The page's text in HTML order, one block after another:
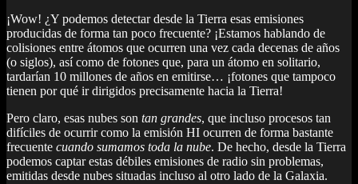
¡Wow! ¿Y podemos detectar desde la Tierra esas emisiones
producidas de forma tan poco frecuente? ¡Estamos hablando de
colisiones entre átomos que ocurren una vez cada decenas de años
(o siglos), así como de fotones que, para un átomo en solitario,
tardarían 10 millones de años en emitirse… ¡fotones que tampoco
tienen por qué ir dirigidos precisamente hacia la Tierra!
Pero claro, esas nubes son tan grandes, que incluso procesos tan
difíciles de ocurrir como la emisión HI ocurren de forma bastante
frecuente cuando sumamos toda la nube. De hecho, desde la Tierra
podemos captar estas débiles emisiones de radio sin problemas,
emitidas desde nubes situadas incluso al otro lado de la Galaxia.